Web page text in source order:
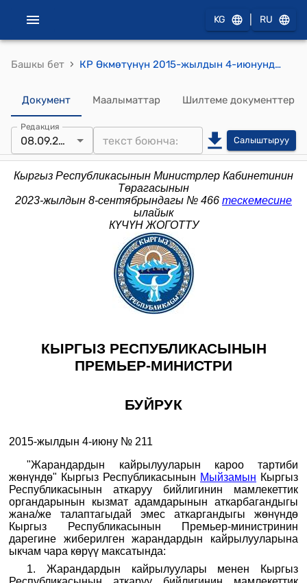
KG RU
Башкы бет › КР Өкмөтүнүн 2015-жылдын 4-июнундагы № 211 (Жарандардын кайрылуулары менен Кыргыз Республикасынын аткаруу бийлигинин мамлекеттик органдарынын иштөөсүн координациялоо жана баалоо боюнча Кыргыз Республикасынын Премьер-министринин мобилдүү кабылдама жөнүндө жобону бекитγγ боюнча) буйругу
Документ Маалыматтар Шилтеме документтер
Редакция
08.09.2023 Салыштыруу